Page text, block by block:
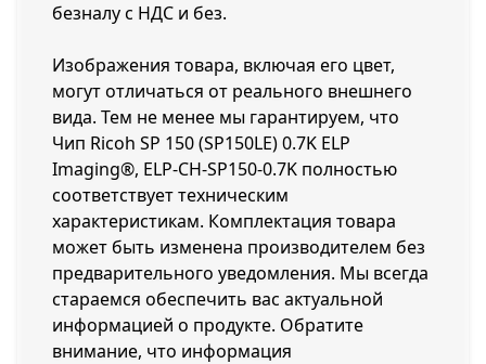
безналу с НДС и без.
Изображения товара, включая его цвет,
могут отличаться от реального внешнего
вида. Тем не менее мы гарантируем, что
Чип Ricoh SP 150 (SP150LE) 0.7K ELP
Imaging®, ELP-CH-SP150-0.7K полностью
соответствует техническим
характеристикам. Комплектация товара
может быть изменена производителем без
предварительного уведомления. Мы всегда
стараемся обеспечить вас актуальной
информацией о продукте. Обратите
внимание, что информация